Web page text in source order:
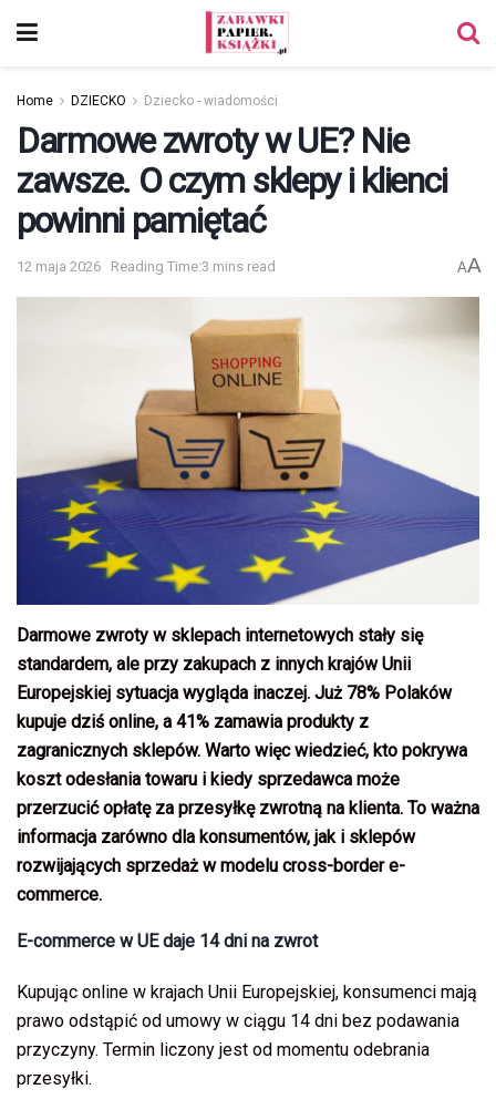
Home DZIECKO Dziecko - wiadomości
Darmowe zwroty w UE? Nie
zawsze. O czym sklepy i klienci
powinni pamiętać
12 maja 2026 Reading Time:3 mins read AA
Darmowe zwroty w sklepach internetowych stały się
standardem, ale przy zakupach z innych krajów Unii
Europejskiej sytuacja wygląda inaczej. Już 78% Polaków
kupuje dziś online, a 41% zamawia produkty z
zagranicznych sklepów. Warto więc wiedzieć, kto pokrywa
koszt odesłania towaru i kiedy sprzedawca może
przerzucić opłatę za przesyłkę zwrotną na klienta. To ważna
informacja zarówno dla konsumentów, jak i sklepów
rozwijających sprzedaż w modelu cross-border e-
commerce.
E-commerce w UE daje 14 dni na zwrot
Kupując online w krajach Unii Europejskiej, konsumenci mają
prawo odstąpić od umowy w ciągu 14 dni bez podawania
przyczyny. Termin liczony jest od momentu odebrania
przesyłki.